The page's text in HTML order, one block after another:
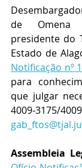
de Omena
presidente do
Estado de
Notificação nº
para
que julgar
Assembleia